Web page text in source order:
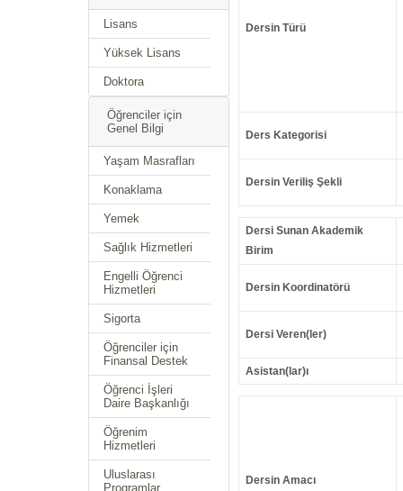
Lisans
Yüksek Lisans
Doktora
Öğrenciler için
Genel Bilgi
Yaşam Masrafları
Konaklama
Yemek
Sağlık Hizmetleri
Engelli Öğrenci
Hizmetleri
Sigorta
Öğrenciler için
Finansal Destek
Öğrenci İşleri
Daire Başkanlığı
Öğrenim
Hizmetleri
Uluslarası
Programlar
Dersin Türü
Ders Kategorisi
Dersin Veriliş Şekli
Dersi Sunan Akademik
Birim
Dersin Koordinatörü
Dersi Veren(ler)
Asistan(lar)ı
Dersin Amacı